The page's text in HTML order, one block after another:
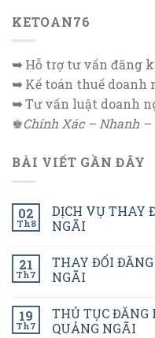
KETOAN76
➥Hỗ trợ tư vấn đăng
➥Kế toán thuế doanh
➥Tư vấn luật doanh
♚Chính Xác – Nhanh –
BÀI VIẾT GẦN ĐÂY
02
Th8
DỊCH VỤ THAY
NGÃI
21
Th7
THAY ĐỔI
NGÃI
19
Th7
THỦ TỤC
QUẢNG NGÃI